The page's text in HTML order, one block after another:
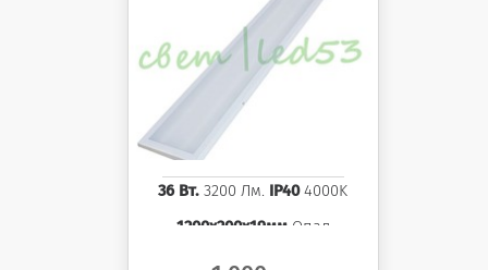
36 Вт. 3200 Лм. IP404000K
1200x200x19ммОпал